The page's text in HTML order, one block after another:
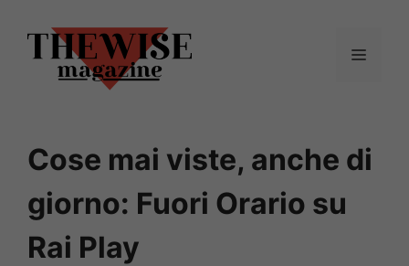
contenuto
Menu
Cose mai viste, anche di
giorno: Fuori Orario su
Rai Play